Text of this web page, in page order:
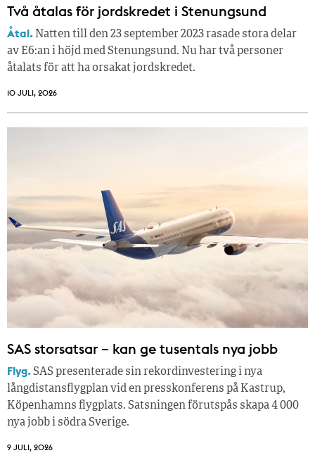
Två åtalas för jordskredet i Stenungsund
Åtal. Natten till den 23 september 2023 rasade stora delar
av E6:an i höjd med Stenungsund. Nu har två personer
åtalats för att ha orsakat jordskredet.
10 JULI, 2026
SAS storsatsar – kan ge tusentals nya jobb
Flyg.SAS presenterade sin rekordinvestering i nya
långdistansflygplan vid en presskonferens på Kastrup,
Köpenhamns flygplats. Satsningen förutspås skapa 4 000
nya jobb i södra Sverige.
9 JULI, 2026